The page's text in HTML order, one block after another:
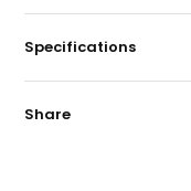
Specifications
Share